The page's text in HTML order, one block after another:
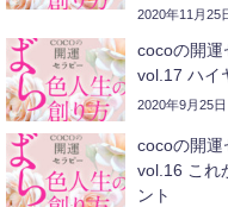
2020年11月25
cocoの開運
vol.17 ハイ
2020年9月25日
cocoの開運
vol.16 これ
ント